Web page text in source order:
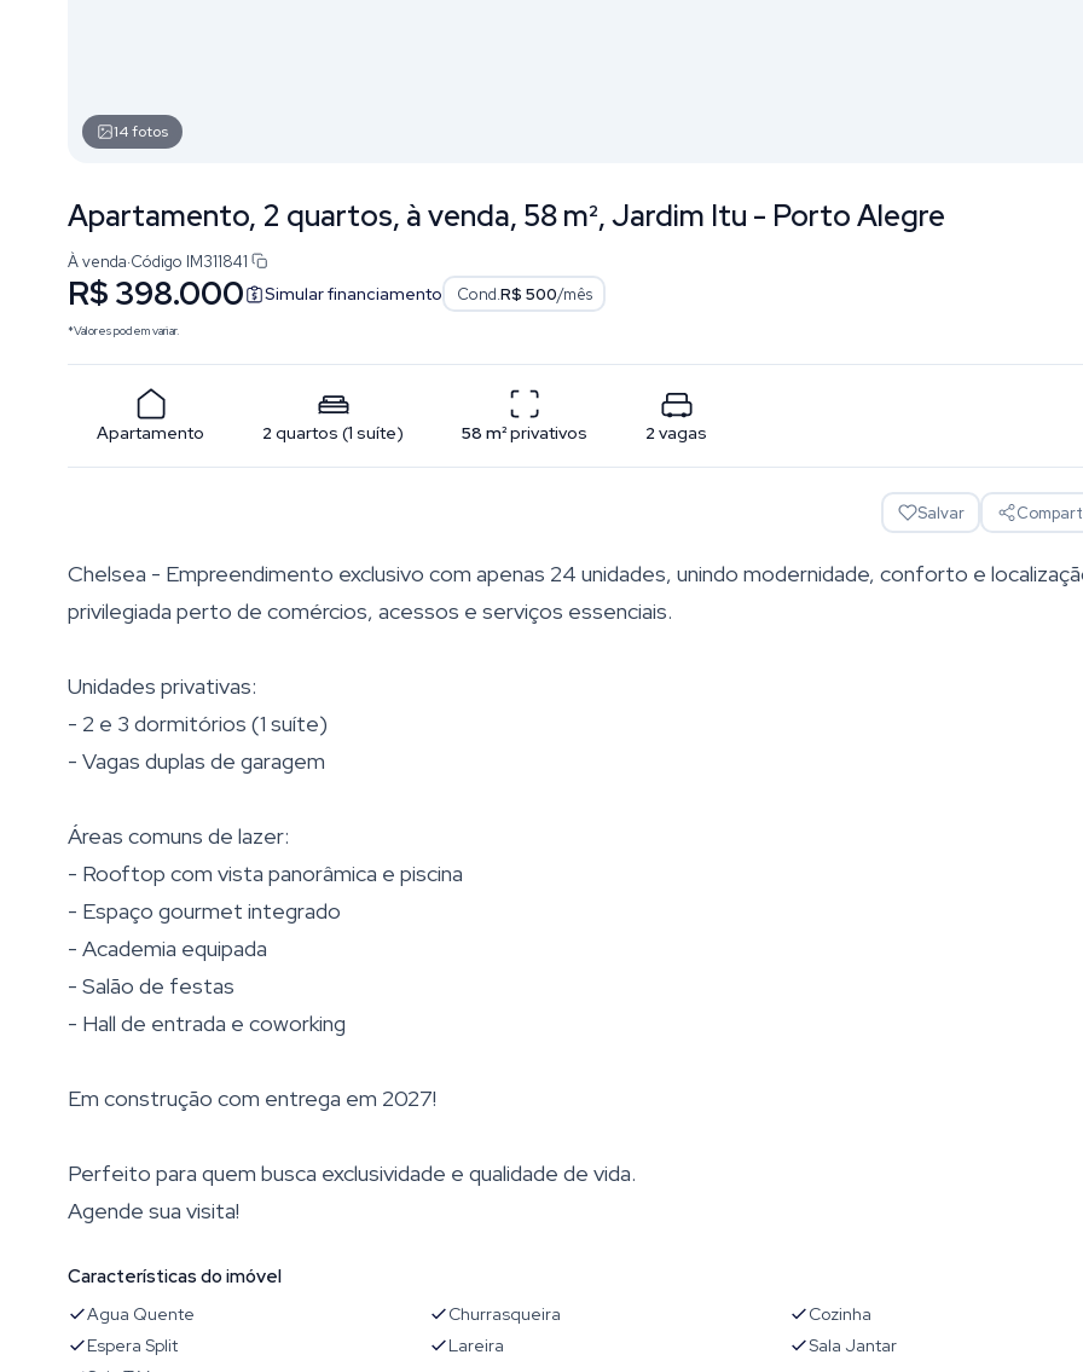
14fotos
Apartamento, 2 quartos, à venda, 58 m², Jardim Itu - Porto Alegre
À venda·Código IM311841
R$ 398.000 Simular financiamento Cond.R$ 500/mês
*Valores podem variar.
Apartamento 2 quartos (1 suíte) 58 m²privativos 2 vagas
Salvar
Chelsea - Empreendimento exclusivo com apenas 24 unidades, unindo modernidade, conforto e
privilegiada perto de comércios, acessos e serviços essenciais.
Unidades privativas:
- 2 e 3 dormitórios (1 suíte)
- Vagas duplas de garagem
Áreas comuns de lazer:
- Rooftop com vista panorâmica e piscina
- Espaço gourmet integrado
- Academia equipada
- Salão de festas
- Hall de entrada e coworking
Em construção com entrega em 2027!
Perfeito para quem busca exclusividade e qualidade de vida.
Agende sua visita!
Características do imóvel
Agua Quente Churrasqueira
Cozinha
Espera Split
Lareira
Sala Jantar